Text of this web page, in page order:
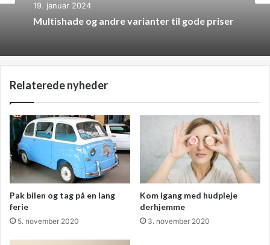
investerer i denne sengetype, er du garanteret en seng,
hvor du virkelig har mulighed for at indstille den i de
19. januar 2024
Multishade og andre varianter til gode priser
Relaterede nyheder
Pak bilen og tag på en lang
ferie
5. november 2020
Kom igang med hudpleje
derhjemme
3. november 2020